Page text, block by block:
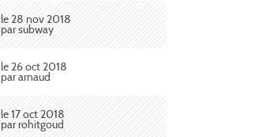
le 28 nov 2018
par subway
le 26 oct 2018
par arnaud
le 17 oct 2018
par rohitgoud